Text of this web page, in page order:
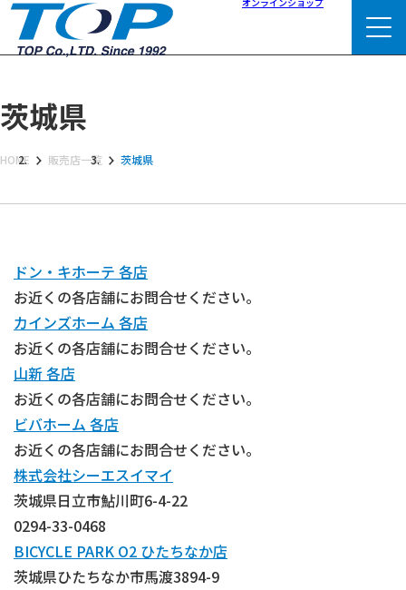
茨城県
HOME 販売店一覧 茨城県
ドン・キホーテ 各店
お近くの各店舗にお問合せください。
カインズホーム 各店
お近くの各店舗にお問合せください。
山新 各店
お近くの各店舗にお問合せください。
ビバホーム 各店
お近くの各店舗にお問合せください。
株式会社シーエスイマイ
茨城県日立市鮎川町6-4-22
0294-33-0468
BICYCLE PARK O2 ひたちなか店
茨城県ひたちなか市馬渡3894-9